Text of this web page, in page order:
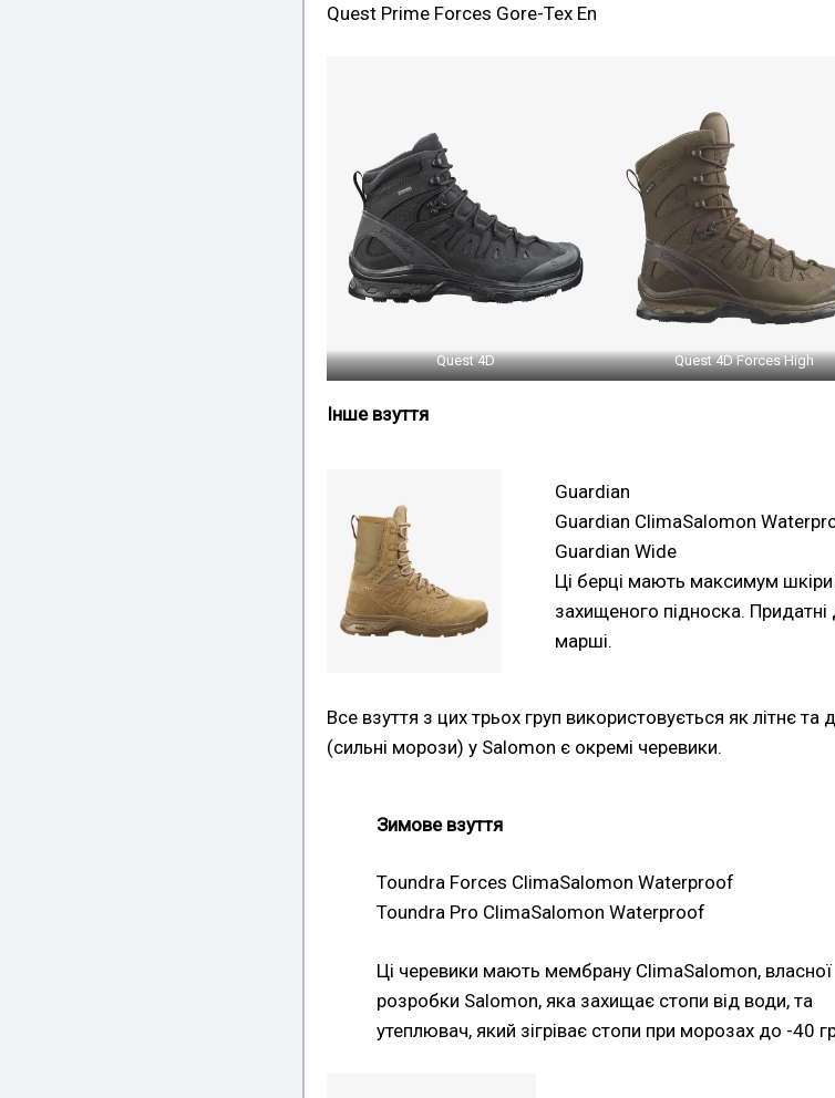
Quest Prime Forces Gore-Tex En
Quest 4D Quest 4D Forces High
Інше взуття
Guardian
Guardian ClimaSalomon
Guardian Wide
Ці берці мають максимум
захищеного підноска.
марші.
Все взуття з цих трьох груп використовується як літнє та
(сильні морози) у Salomon є окремі черевики.
Зимове взуття
Toundra Forces ClimaSalomon Waterproof
Toundra Pro ClimaSalomon Waterproof
Ці черевики мають мембрану ClimaSalomon, власної
розробки Salomon, яка захищає стопи від води, та
утеплювач, який зігріває стопи при морозах до -40